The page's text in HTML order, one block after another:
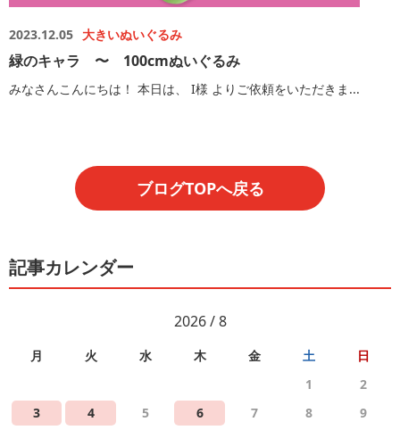
2023.12.05 大きいぬいぐるみ
緑のキャラ 〜 100cmぬいぐるみ
みなさんこんにちは！ 本日は、 I様 よりご依頼をいただきま...
ブログTOPへ戻る
記事カレンダー
2026 / 8
月 火 水 木 金 土
日
1
2
3
4 5 6 7 8
9